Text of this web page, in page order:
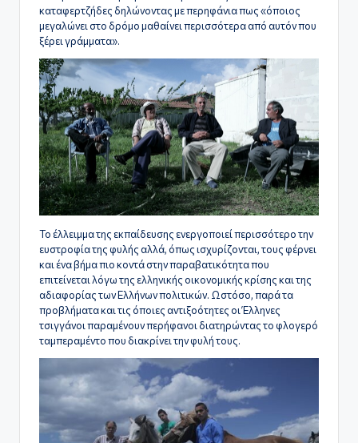
καταφερτζήδες δηλώνοντας με περηφάνια πως «όποιος
μεγαλώνει στο δρόμο μαθαίνει περισσότερα από αυτόν που
ξέρει γράμματα».
Το έλλειμμα της εκπαίδευσης ενεργοποιεί περισσότερο την
ευστροφία της φυλής αλλά, όπως ισχυρίζονται, τους φέρνει
και ένα βήμα πιο κοντά στην παραβατικότητα που
επιτείνεται λόγω της ελληνικής οικονομικής κρίσης και της
αδιαφορίας των Ελλήνων πολιτικών. Ωστόσο, παρά τα
προβλήματα και τις όποιες αντιξοότητες οι Έλληνες
τσιγγάνοι παραμένουν περήφανοι διατηρώντας το φλογερό
ταμπεραμέντο που διακρίνει την φυλή τους.